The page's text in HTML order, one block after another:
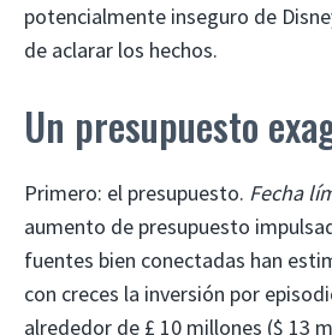
potencialmente inseguro de
de aclarar los hechos.
Un presupuesto
Primero: el presupuesto. Fecha
aumento de presupuesto
fuentes bien conectadas han
con creces la inversión por
alrededor de £ 10 millones ($ 13